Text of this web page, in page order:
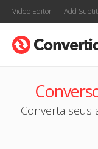
Video Editor Add
Converta seus